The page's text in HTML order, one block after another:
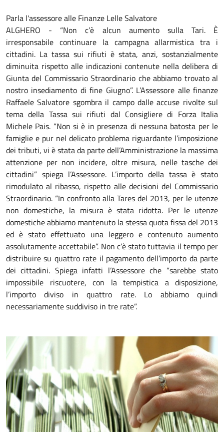
Parla l'assessore alle Finanze Lelle Salvatore
ALGHERO - “Non c’è alcun aumento sulla Tari. È
irresponsabile continuare la campagna allarmistica tra i
cittadini. La tassa sui rifiuti è stata, anzi, sostanzialmente
diminuita rispetto alle indicazioni contenute nella delibera di
Giunta del Commissario Straordinario che abbiamo trovato al
nostro insediamento di fine Giugno”. L’Assessore alle finanze
Raffaele Salvatore sgombra il campo dalle accuse rivolte sul
tema della Tassa sui rifiuti dal Consigliere di Forza Italia
Michele Pais. “Non si è in presenza di nessuna batosta per le
famiglie e pur nel delicato problema riguardante l’imposizione
dei tributi, vi è stata da parte dell’Amministrazione la massima
attenzione per non incidere, oltre misura, nelle tasche dei
cittadini” spiega l’Assessore. L’importo della tassa è stato
rimodulato al ribasso, rispetto alle decisioni del Commissario
Straordinario. “In confronto alla Tares del 2013, per le utenze
non domestiche, la misura è stata ridotta. Per le utenze
domestiche abbiamo mantenuto la stessa quota fissa del 2013
ed è stato effettuato una leggero e contenuto aumento
assolutamente accettabile”. Non c’è stato tuttavia il tempo per
distribuire su quattro rate il pagamento dell’importo da parte
dei cittadini. Spiega infatti l’Assessore che “sarebbe stato
impossibile riscuotere, con la tempistica a disposizione,
l’importo diviso in quattro rate. Lo abbiamo quindi
necessariamente suddiviso in tre rate”.